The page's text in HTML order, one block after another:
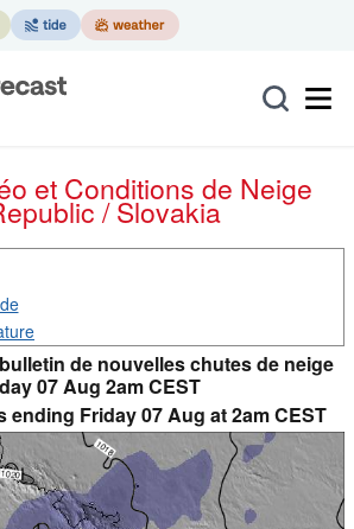
et Conditions de Neige
/ Slovakia
de nouvelles chutes de neige
07 Aug 2am CEST
ending Friday 07 Aug at 2am CEST